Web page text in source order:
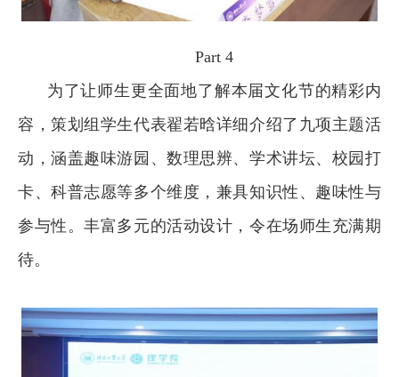
Part 4
为了让师生更全面地了解本届文化节的精彩内
容，策划组学生代表翟若晗详细介绍了九项主题活
动，涵盖趣味游园、数理思辨、学术讲坛、校园打
卡、科普志愿等多个维度，兼具知识性、趣味性与
参与性。丰富多元的活动设计，令在场师生充满期
待。